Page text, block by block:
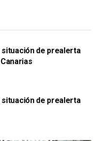
situación de prealerta
situación de prealerta